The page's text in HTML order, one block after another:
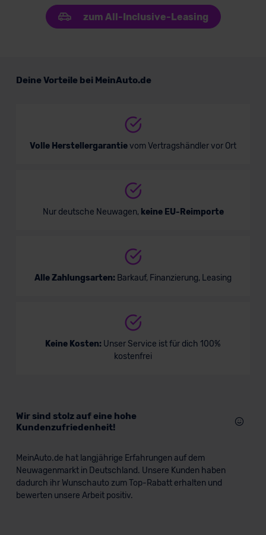
zum All-Inclusive-Leasing
Deine Vorteile bei MeinAuto.de
Volle Herstellergarantievom Vertragshändler vor Ort
Nur deutsche Neuwagen, keine EU-Reimporte
Alle Zahlungsarten: Barkauf, Finanzierung, Leasing
Keine Kosten: Unser Service ist für dich 100%
kostenfrei
Wir sind stolz auf eine hohe
Kundenzufriedenheit!
MeinAuto.de hat langjährige Erfahrungen auf dem
Neuwagenmarkt in Deutschland. Unsere Kunden haben
dadurch ihr Wunschauto zum Top-Rabatt erhalten und
bewerten unsere Arbeit positiv.